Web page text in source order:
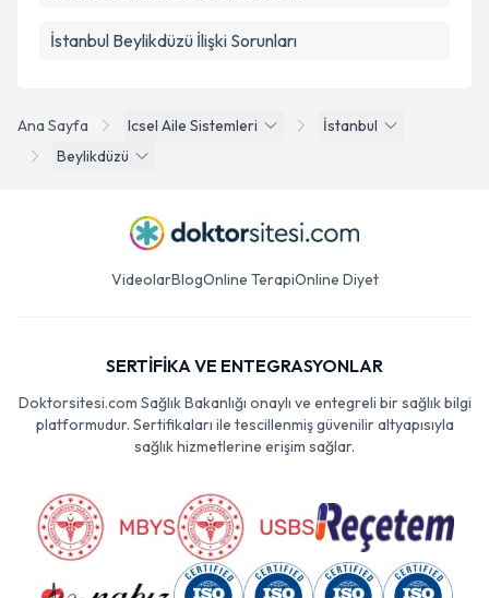
Ana Sayfa Icsel Aile Sistemleri
İstanbul
Beylikdüzü
İstanbul Beylikdüzü İlişki Sorunları
VideolarBlogOnline TerapiOnline Diyet
SERTİFİKA VE ENTEGRASYONLAR
Doktorsitesi.com Sağlık Bakanlığı onaylı ve entegreli bir sağlık bilgi
platformudur. Sertifikaları ile tescillenmiş güvenilir altyapısıyla
sağlık hizmetlerine erişim sağlar.